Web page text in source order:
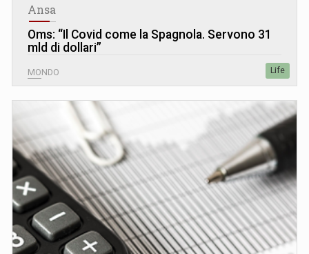
Ansa
Oms: “Il Covid come la Spagnola. Servono 31
mld di dollari”
MONDO Life